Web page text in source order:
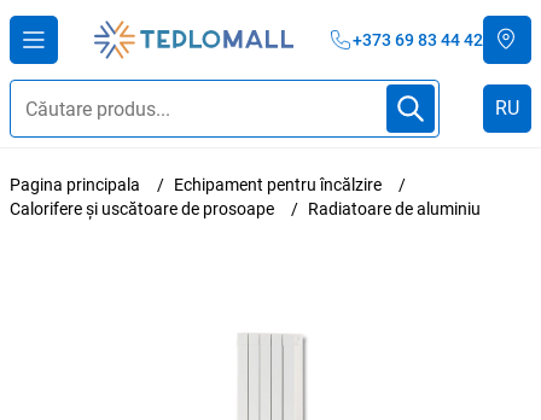
+373 69 83 44 42
RU
Pagina principala
Echipament pentru încălzire
Calorifere și uscătoare de prosoape
Radiatoare de aluminiu